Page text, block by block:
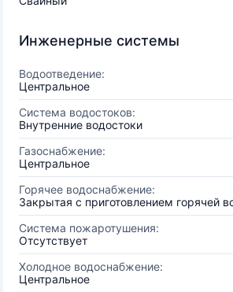
Инженерные системы
Водоотведение:
Центральное
Система водостоков:
Внутренние водостоки
Газоснабжение:
Центральное
Горячее водоснабжение:
Закрытая с приготовлением горячей
Система пожаротушения:
Отсутствует
Холодное водоснабжение:
Центральное